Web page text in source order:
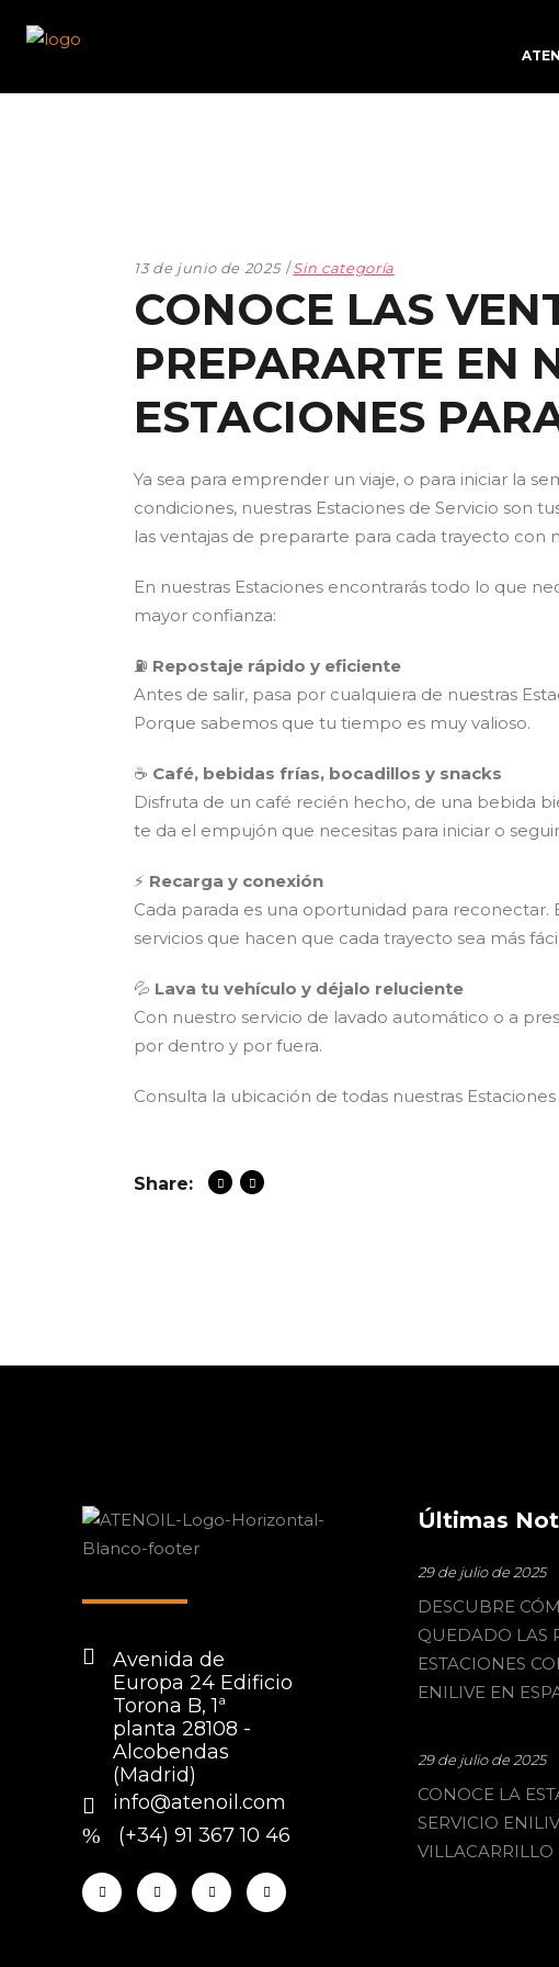
13 de junio de 2025 Sin categoría
CONOCE LAS
PREPARARTE EN
ESTACIONES
Ya sea para emprender un viaje, o para iniciar la
condiciones, nuestras Estaciones de Servicio son
las ventajas de prepararte para cada trayecto con
En nuestras Estaciones encontrarás todo lo que
mayor confianza:
⛽ Repostaje rápido y eficiente
Antes de salir, pasa por cualquiera de nuestras
Porque sabemos que tu tiempo es muy valioso.
☕ Café, bebidas frías, bocadillos y snacks
Disfruta de un café recién hecho, de una bebida
te da el empujón que necesitas para iniciar o
⚡ Recarga y conexión
Cada parada es una oportunidad para
servicios que hacen que cada trayecto sea más
💦 Lava tu vehículo y déjalo reluciente
Con nuestro servicio de lavado automático o a
por dentro y por fuera.
Consulta la ubicación de todas nuestras Estaciones
Share:
Avenida de
Europa 24 Edificio
Torona B, 1ª
planta 28108 -
Alcobendas
(Madrid)
info@atenoil.com
(+34) 91 367 10 46
Últimas
29 de julio de 2025
DESCUBRE
QUEDADO LAS
ESTACIONES
ENILIVE EN
29 de julio de 2025
CONOCE LA
SERVICIO
VILLACARRILLO